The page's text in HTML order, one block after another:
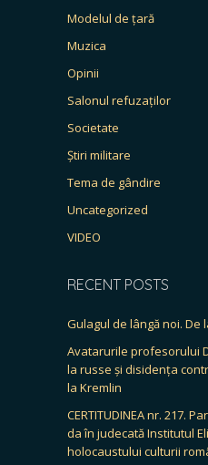
Modelul de țară
Muzica
Opinii
Salonul refuzaților
Societate
Știri militare
Tema de gândire
Uncategorized
VIDEO
RECENT POSTS
Gulagul de lângă noi. De
Avatarurile profesorului
la russe și disidența
la Kremlin
CERTITUDINEA nr. 217.
da în judecată Institutul
holocaustului culturii